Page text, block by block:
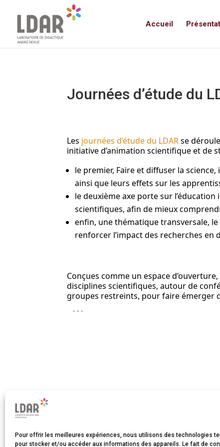
Pour offrir les meilleures expériences, nous utilisons des technologies
pour stocker et/ou accéder aux informations des appareils. Le fait de
//pour changer le texte des bouto
Accueil
Journées d’étude du
Les journées d’étude du LDARse
initiative d’animation scientifique et de
le premier, Faire et diffuser la
ainsi que leurs effets sur les
le deuxième axe porte sur
scientifiques, afin de mieux
enfin, une thématique transversale,
renforcer l’impact des recherches en
Conçues comme un espace
disciplines scientifiques, autour de
groupes restreints, pour faire émerger
---